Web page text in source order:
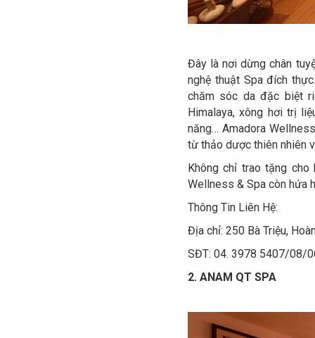
Đây là nơi dừng chân
nghệ thuật Spa đích
chăm sóc da đặc biệt
Himalaya, xông hơi trị
năng… Amadora
từ thảo dược thiên nhiên
Không chỉ trao tặng
Wellness & Spa còn hứa
Thông Tin Liên Hệ:
Địa chỉ: 250 Bà Triệu,
SĐT: 04. 3978 5407/08/
2. ANAM QT SPA